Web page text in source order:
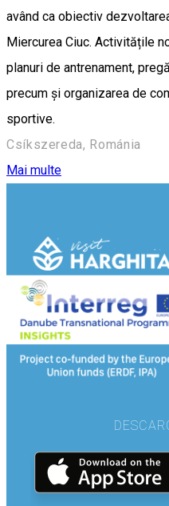
având ca obiectiv
Miercurea Ciuc. Activitățile
planuri de antrenament,
precum și organizarea de
sportive.
Csíkszereda, Románia
Mai multe